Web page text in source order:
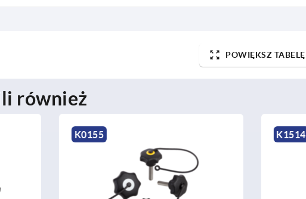
POWIĘKSZ TABELĘ
również
K1514 K0279